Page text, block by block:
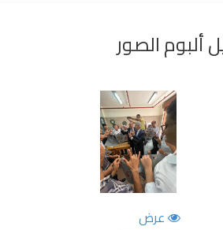
ألبوم الصور
عرض